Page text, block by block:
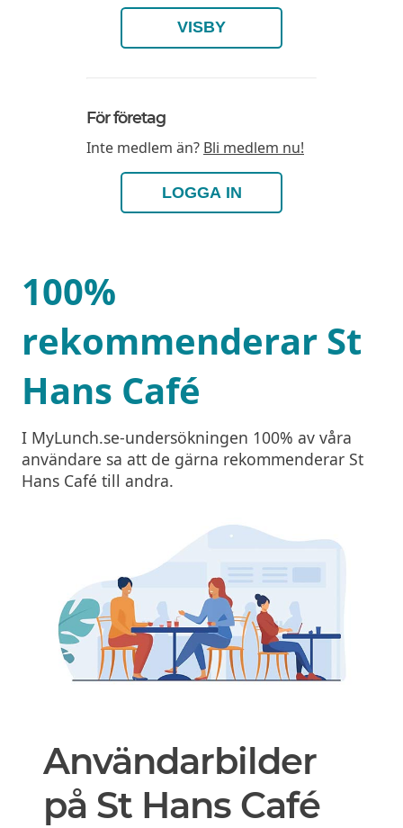
VISBY
För företag
Inte medlem än? Bli medlem nu!
LOGGA IN
100%
rekommenderar St
Hans Café
I MyLunch.se-undersökningen 100% av våra
användare sa att de gärna rekommenderar St
Hans Café till andra.
Användarbilder
på St Hans Café